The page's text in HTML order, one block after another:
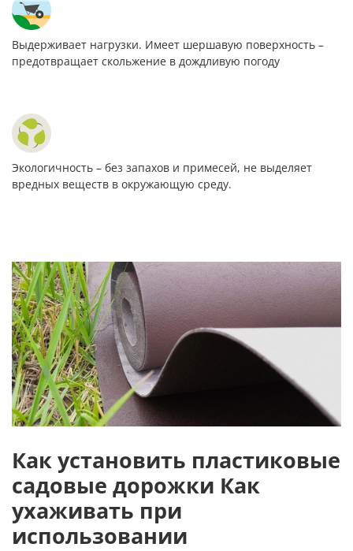
Выдерживает нагрузки. Имеет шершавую поверхность –
предотвращает скольжение в дождливую погоду
Экологичность – без запахов и примесей, не выделяет
вредных веществ в окружающую среду.
Как установить пластиковые
садовые дорожки Как
ухаживать при
использовании